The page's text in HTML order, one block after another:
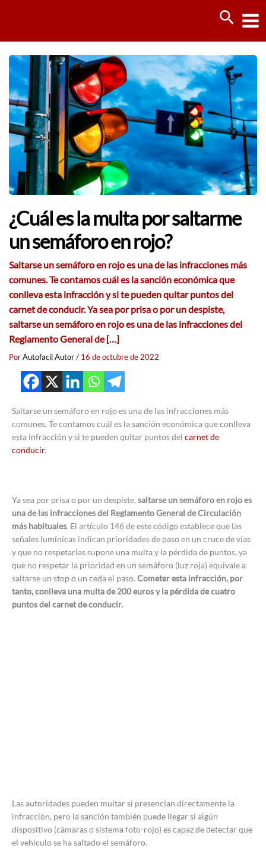
¿Cuál es la multa por saltarme
un semáforo en rojo?
Saltarse un semáforo en rojo es una de las infracciones más
comunes. Te contamos cuál es la sanción económica que
conlleva esta infracción y si te pueden quitar puntos del
carnet de conducir. Ya sea por prisa o por un despiste,
saltarse un semáforo en rojo es una de las infracciones del
Reglamento General de […]
PorAutofacil Autor/ 16 de octubre de 2022
Saltarse un semáforo en rojo es una de las infracciones más
comunes. Te contamos cuál es la sanción económica que conlleva
esta infracción y si te pueden quitar puntos del carnet de
conducir.
Ya sea por prisa o por un despiste, saltarse un semáforo en rojo es
una de las infracciones del Reglamento General de Circulación
más habituales. El artículo 146 de este código establece que las
señales lumínicas indican prioridades de paso en un cruce de vías
y que no respetarlas supone una multa y la pérdida de puntos, ya
que no respetar la prioridad en un semáforo (luz roja) equivale a
saltarse un stop o un ceda el paso. Cometer esta infracción, por
tanto, conlleva una multa de 200 euros y la pérdida de cuatro
puntos del carnet de conducir.
Las autoridades pueden multar si presencian directamente la
infracción, pero la sanción también puede llegar si algún
dispositivo (cámaras o sistema foto-rojo) es capaz de detectar que
el vehículo se ha saltado el semáforo.